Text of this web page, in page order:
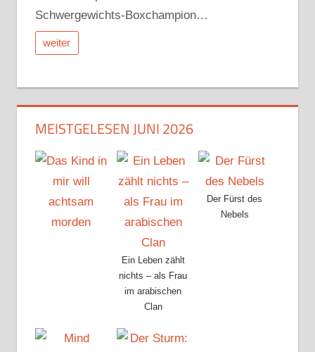
Schwergewichts-Boxchampion…
weiter
MEISTGELESEN JUNI 2026
Ein Leben zählt
nichts – als Frau
im arabischen
Clan
Der Fürst des
Nebels